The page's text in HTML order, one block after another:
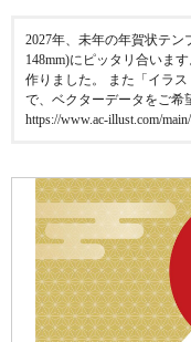
2027年、未年の年賀状テン
148mm)にピッタリ合いま
作りました。 また「イラ
で、ベクターデータをご希
https://www.ac-illust.com/